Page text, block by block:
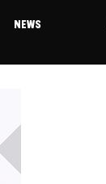
NEWS